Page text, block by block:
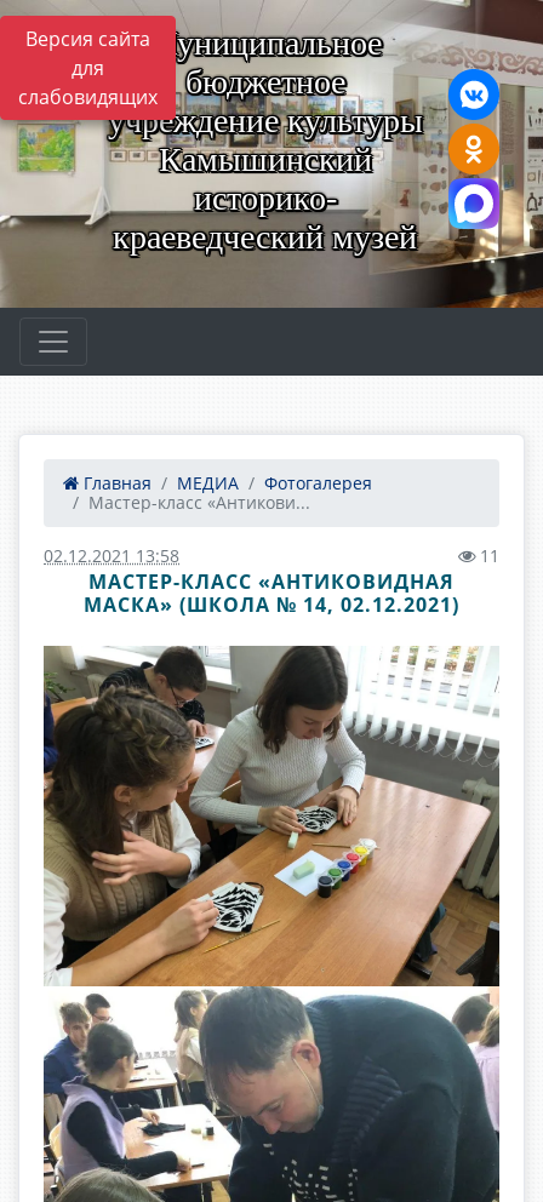
Версия сайта
для
слабовидящих
Муниципальное
бюджетное
учреждение культуры
Камышинский
историко-
краеведческий музей
Главная МЕДИА
Фотогалерея
Мастер-класс «Антикови...
02.12.2021 13:58 11
МАСТЕР-КЛАСС «АНТИКОВИДНАЯ
МАСКА» (ШКОЛА № 14, 02.12.2021)